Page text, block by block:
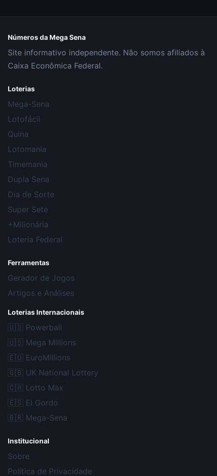
Números da Mega Sena
Site informativo independente. Não somos afiliados à
Caixa Econômica Federal.
Loterias
Mega-Sena
Lotofácil
Quina
Lotomania
Timemania
Dupla Sena
Dia de Sorte
Super Sete
+Milionária
Loteria Federal
Ferramentas
Gerador de Jogos
Artigos e Análises
Loterias Internacionais
🇺🇸 Powerball
🇺🇸 Mega Millions
🇪🇺 EuroMillions
🇬🇧 UK National Lottery
🇨🇦 Lotto Max
🇪🇸 El Gordo
🇧🇷 Mega-Sena
Institucional
Sobre
Política de Privacidade